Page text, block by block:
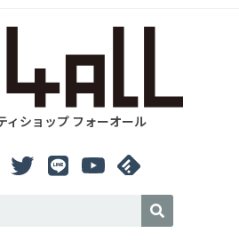
ィショップ フォーオール